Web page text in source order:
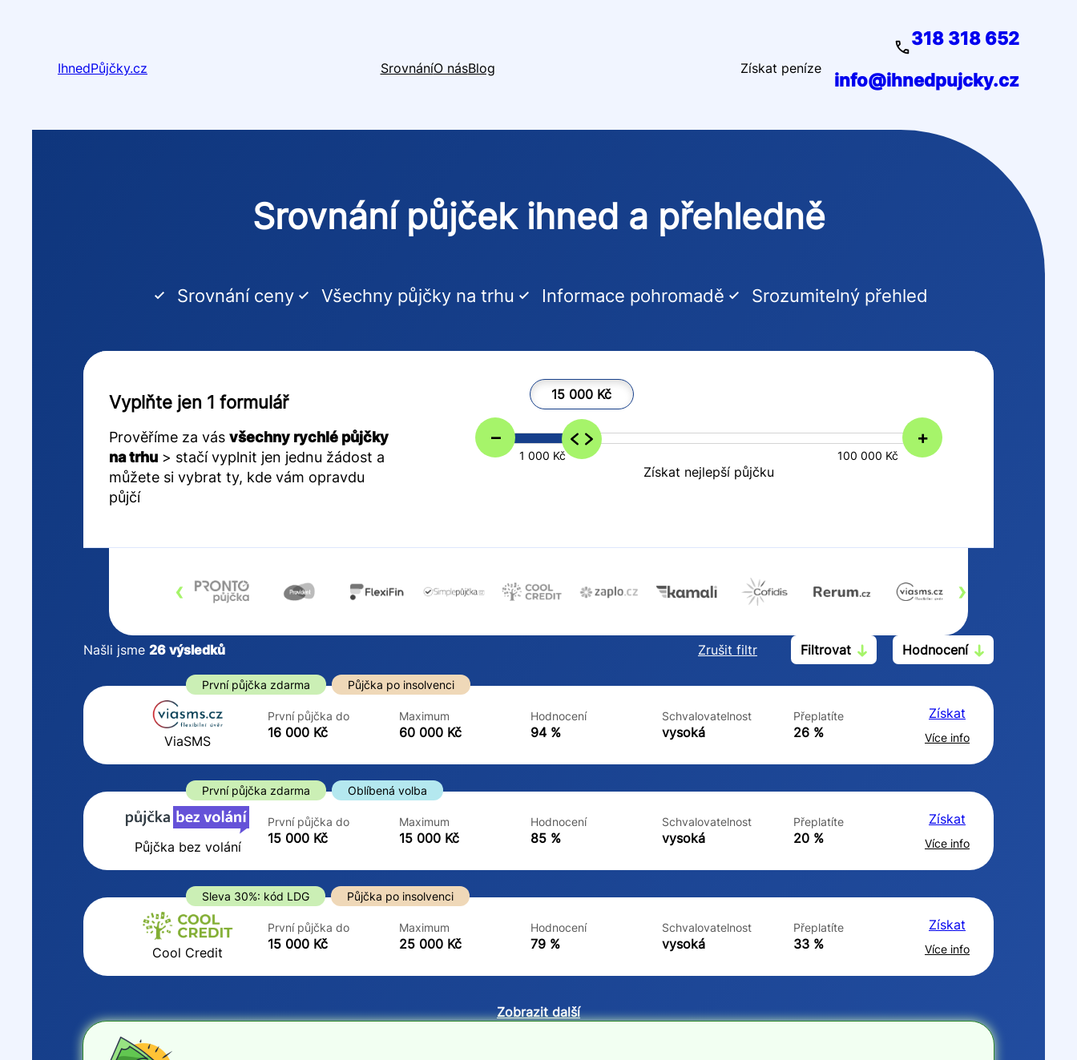
IhnedPůjčky.cz
SrovnáníO násBlog Získat peníze
318 318 652
info@ihnedpujcky.cz
Srovnání půjček ihned a přehledně
Srovnání ceny Všechny půjčky na trhu Informace pohromadě Srozumitelný přehled
Vyplňte jen 1 formulář
Prověříme za vás všechny rychlé půjčky
na trhu > stačí vyplnit jen jednu žádost a
můžete si vybrat ty, kde vám opravdu
půjčí
15 000 Kč
– +
1 000 Kč 100 000 Kč
Získat nejlepší půjčku
‹ ›
Zrušit filtr Filtrovat
Hodnocení
Od
Do
První půjčka zdarma
ano
Ve zkušebce
Našli jsme 26 výsledků
První půjčka zdarma Půjčka po insolvenci
ViaSMS
První půjčka do
16 000 Kč
Maximum
60 000 Kč
Hodnocení
94 %
Schvalovatelnost
vysoká
Přeplatíte
26 %
Získat
Více info
První půjčka zdarma Oblíbená volba
Půjčka bez volání
První půjčka do
15 000 Kč
Maximum
15 000 Kč
Hodnocení
85 %
Schvalovatelnost
vysoká
Přeplatíte
20 %
Získat
Více info
Sleva 30%: kód LDG Půjčka po insolvenci
Cool Credit
První půjčka do
15 000 Kč
Maximum
25 000 Kč
Hodnocení
79 %
Schvalovatelnost
vysoká
Přeplatíte
33 %
Získat
Více info
Zobrazit další